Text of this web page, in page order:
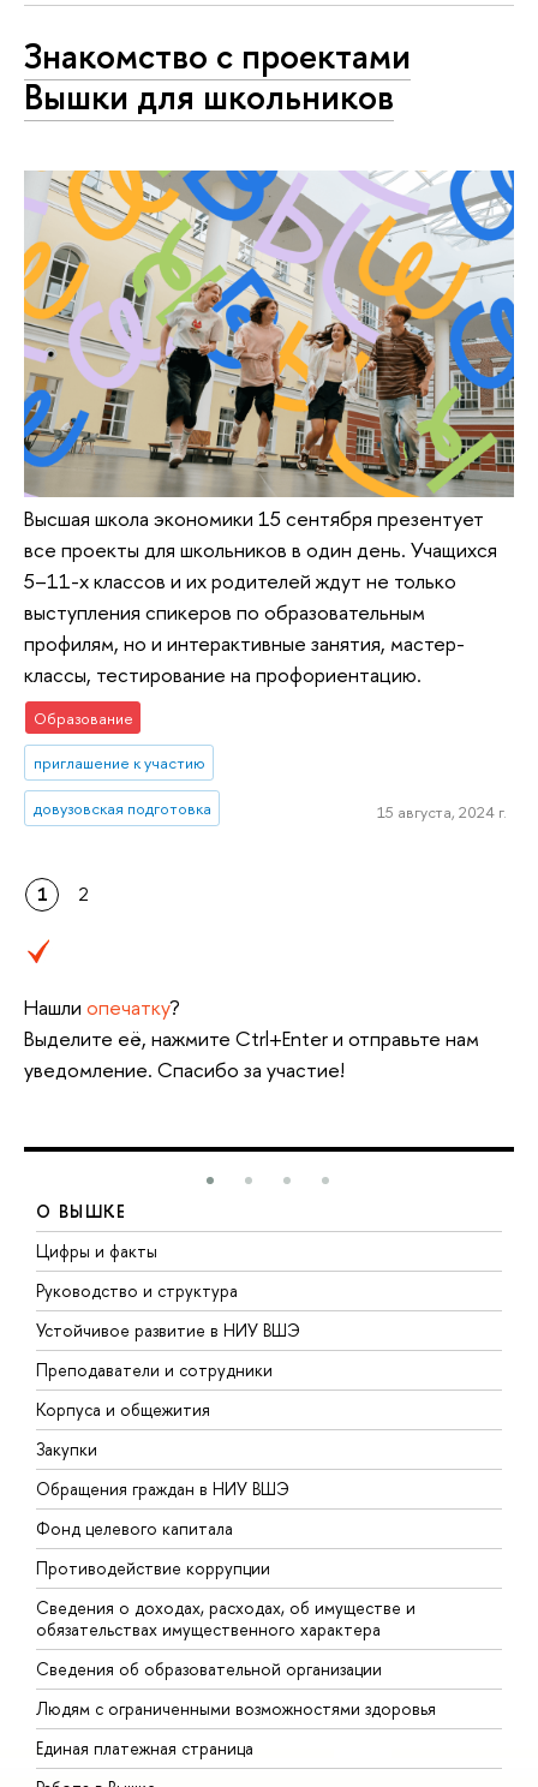
Знакомство с проектами
Вышки для школьников
Высшая школа экономики 15 сентября презентует
все проекты для школьников в один день. Учащихся
5–11-х классов и их родителей ждут не только
выступления спикеров по образовательным
профилям, но и интерактивные занятия, мастер-
классы, тестирование на профориентацию.
Образование
приглашение к участию
довузовская подготовка 15 августа, 2024 г.
1 2
Нашли опечатку?
Выделите её, нажмите Ctrl+Enter и отправьте нам
уведомление. Спасибо за участие!
О ВЫШКЕ
Цифры и факты
Руководство и структура
Устойчивое развитие в НИУ ВШЭ
Преподаватели и сотрудники
Корпуса и общежития
Закупки
Обращения граждан в НИУ ВШЭ
Фонд целевого капитала
Противодействие коррупции
Сведения о доходах, расходах, об имуществе и
обязательствах имущественного характера
Сведения об образовательной организации
Людям с ограниченными возможностями здоровья
Единая платежная страница